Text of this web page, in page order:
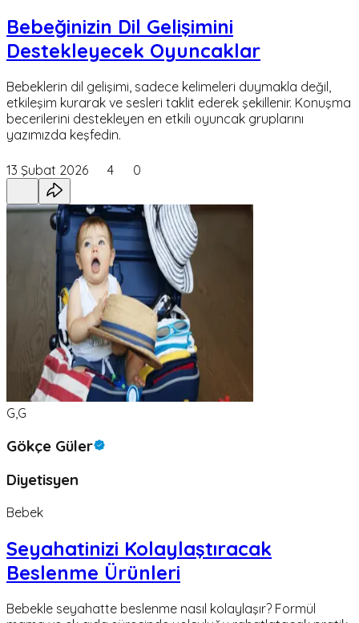
Bebeğinizin Dil Gelişimini
Destekleyecek Oyuncaklar
Bebeklerin dil gelişimi, sadece kelimeleri duymakla değil,
etkileşim kurarak ve sesleri taklit ederek şekillenir. Konuşma
becerilerini destekleyen en etkili oyuncak gruplarını
yazımızda keşfedin.
13 Şubat 2026 4 0
G,G
Gökçe Güler
Diyetisyen
Bebek
Seyahatinizi Kolaylaştıracak
Beslenme Ürünleri
Bebekle seyahatte beslenme nasıl kolaylaşır? Formül